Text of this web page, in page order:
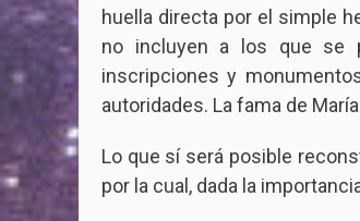
huella directa por el simple
no incluyen a los que se
inscripciones y
autoridades. La fama de
Lo que sí será posible
por la cual, dada la